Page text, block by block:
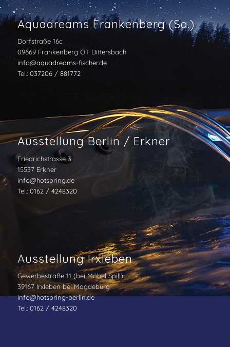
Aquadreams Frankenberg (Sa.)
Dorfstraße 16c
09669 Frankenberg OT Dittersbach
info@aquadreams-fischer.de
Tel.: 037206 / 881772
Ausstellung Berlin / Erkner
Friedrichstrasse 3
15537 Erkner
info@hotspring.de
Tel.: 0162 / 4248320
Ausstellung Irxleben
Gewerbestraße 11 (bei Möbel Spill)
39167 Irxleben bei Magdeburg
info@hotspring-berlin.de
Tel.: 0162 / 4248320